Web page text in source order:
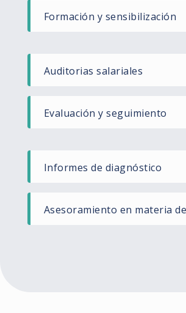
Formación y sensibilización
Auditorias salariales ​
Evaluación y seguimiento​
Informes de diagnóstico ​
Asesoramiento en materia